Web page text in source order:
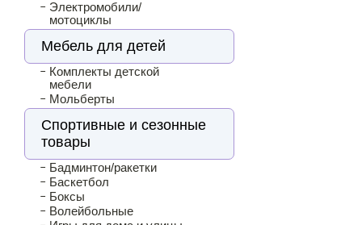
Электромобили/
мотоциклы
Мебель для детей
Комплекты детской
мебели
Мольберты
Спортивные и сезонные
товары
Бадминтон/ракетки
Баскетбол
Боксы
Волейбольные